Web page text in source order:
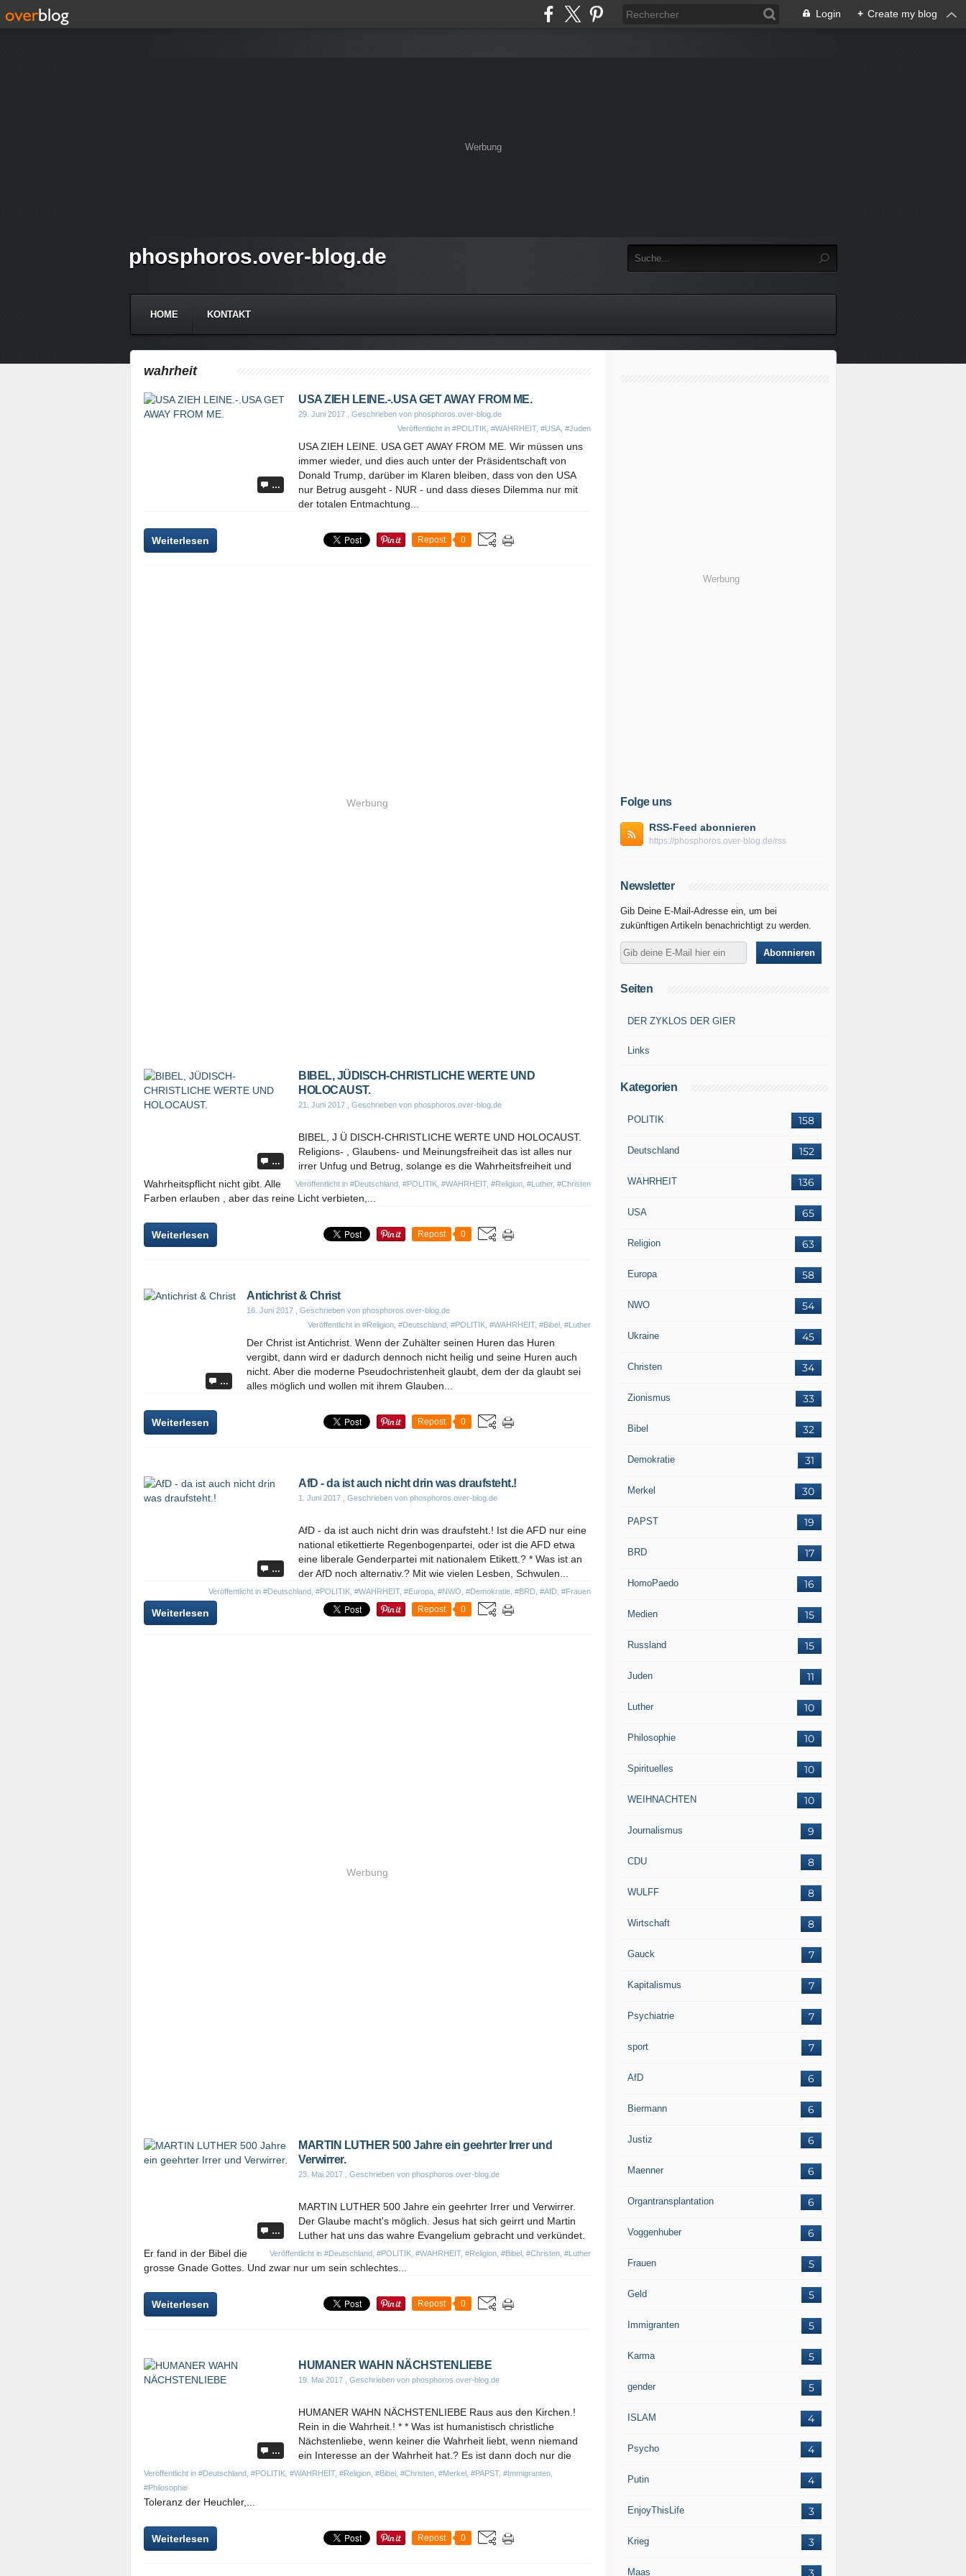
Login + Create my blog
Werbung
phosphoros.over-blog.de
HOME KONTAKT
wahrheit
…
USA ZIEH LEINE.-.USA GET AWAY FROM ME.
29. Juni 2017 , Geschrieben von phosphoros.over-blog.de
Veröffentlicht in #POLITIK #WAHRHEIT, #USA #Juden
USA ZIEH LEINE. USA GET AWAY FROM ME. Wir müssen uns
immer wieder, und dies auch unter der Präsidentschaft von
Donald Trump, darüber im Klaren bleiben, dass von den USA
nur Betrug ausgeht - NUR - und dass dieses Dilemma nur mit
der totalen Entmachtung...
Weiterlesen Repost 0
Werbung
…
BIBEL, JÜDISCH-CHRISTLICHE WERTE UND
HOLOCAUST.
21. Juni 2017 , Geschrieben von phosphoros.over-blog.de
Veröffentlicht in #Deutschland #POLITIK #WAHRHEIT, #Religion #Luther, #Christen
BIBEL, J Ü DISCH-CHRISTLICHE WERTE UND HOLOCAUST.
Religions- , Glaubens- und Meinungsfreiheit das ist alles nur
irrer Unfug und Betrug, solange es die Wahrheitsfreiheit und
Wahrheitspflicht nicht gibt. Alle
Farben erlauben , aber das reine Licht verbieten,...
Weiterlesen Repost 0
…
Antichrist & Christ
16. Juni 2017 , Geschrieben von phosphoros.over-blog.de
Veröffentlicht in #Religion #Deutschland #POLITIK #WAHRHEIT, #Bibel #Luther
Der Christ ist Antichrist. Wenn der Zuhälter seinen Huren das Huren
vergibt, dann wird er dadurch dennoch nicht heilig und seine Huren auch
nicht. Aber die moderne Pseudochristenheit glaubt, dem der da glaubt sei
alles möglich und wollen mit ihrem Glauben...
Weiterlesen Repost 0
…
AfD - da ist auch nicht drin was draufsteht.!
1. Juni 2017 , Geschrieben von phosphoros.over-blog.de
Veröffentlicht in #Deutschland #POLITIK #WAHRHEIT, #Europa #NWO #Demokratie #BRD #AfD #Frauen
AfD - da ist auch nicht drin was draufsteht.! Ist die AFD nur eine
national etikettierte Regenbogenpartei, oder ist die AFD etwa
eine liberale Genderpartei mit nationalem Etikett.? * Was ist an
der AfD noch alternativ.? Mit wie vielen Lesben, Schwulen...
Weiterlesen Repost 0
Werbung
…
MARTIN LUTHER 500 Jahre ein geehrter Irrer und
Verwirrer.
23. Mai 2017 , Geschrieben von phosphoros.over-blog.de
Veröffentlicht in #Deutschland #POLITIK #WAHRHEIT, #Religion #Bibel #Christen #Luther
MARTIN LUTHER 500 Jahre ein geehrter Irrer und Verwirrer.
Der Glaube macht's möglich. Jesus hat sich geirrt und Martin
Luther hat uns das wahre Evangelium gebracht und verkündet.
Er fand in der Bibel die
grosse Gnade Gottes. Und zwar nur um sein schlechtes...
Weiterlesen Repost 0
…
HUMANER WAHN NÄCHSTENLIEBE
19. Mai 2017 , Geschrieben von phosphoros.over-blog.de
Veröffentlicht in #Deutschland #POLITIK #WAHRHEIT, #Religion #Bibel #Christen #Merkel #PAPST, #Immigranten
#Philosophie
HUMANER WAHN NÄCHSTENLIEBE Raus aus den Kirchen.!
Rein in die Wahrheit.! * * Was ist humanistisch christliche
Nächstenliebe, wenn keiner die Wahrheit liebt, wenn niemand
ein Interesse an der Wahrheit hat.? Es ist dann doch nur die
Toleranz der Heuchler,...
Weiterlesen Repost 0
Werbung
Folge uns
RSS-Feed abonnieren
https://phosphoros.over-blog.de/rss
Newsletter
Gib Deine E-Mail-Adresse ein, um bei
zukünftigen Artikeln benachrichtigt zu werden.
Seiten
DER ZYKLOS DER GIER
Links
Kategorien
158
POLITIK
152
Deutschland
136
WAHRHEIT
65
USA
63
Religion
58
Europa
54
NWO
45
Ukraine
34
Christen
33
Zionismus
32
Bibel
31
Demokratie
30
Merkel
19
PAPST
17
BRD
16
HomoPaedo
15
Medien
15
Russland
11
Juden
10
Luther
10
Philosophie
10
Spirituelles
10
WEIHNACHTEN
9
Journalismus
8
CDU
8
WULFF
8
Wirtschaft
7
Gauck
7
Kapitalismus
7
Psychiatrie
7
sport
6
AfD
6
Biermann
6
Justiz
6
Maenner
6
Organtransplantation
6
Voggenhuber
5
Frauen
5
Geld
5
Immigranten
5
Karma
5
gender
4
ISLAM
4
Psycho
4
Putin
3
EnjoyThisLife
3
Krieg
3
Maas